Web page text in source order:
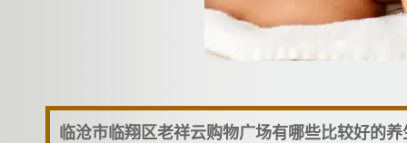
临沧市临翔区老祥云购物广场有哪些比较好的